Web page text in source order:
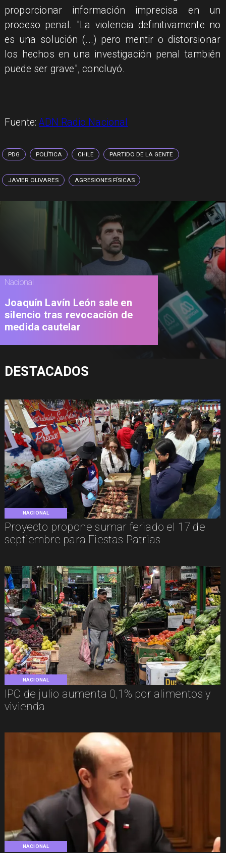
proporcionar información imprecisa en un
proceso penal. "La violencia definitivamente no
es una solución (...) pero mentir o distorsionar
los hechos en una investigación penal también
puede ser grave", concluyó.
Fuente:ADN Radio Nacional
PDG POLÍTICA CHILE PARTIDO DE LA GENTE
JAVIER OLIVARES AGRESIONES FÍSICAS
NACIONAL
Proyecto propone sumar feriado el 17 de
septiembre para Fiestas Patrias
NACIONAL
IPC de julio aumenta 0,1% por alimentos y
vivienda
NACIONAL
Nacional
Joaquín Lavín León sale en
silencio tras revocación de
medida cautelar
DESTACADOS